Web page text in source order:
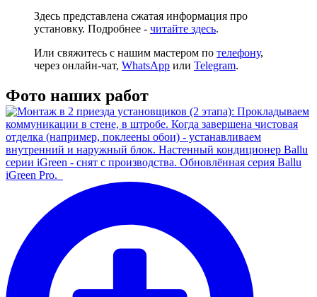
Здесь представлена сжатая информация про
установку. Подробнее - читайте здесь.
Или свяжитесь с нашим мастером по телефону,
через онлайн-чат, WhatsApp или Telegram.
Фото наших работ